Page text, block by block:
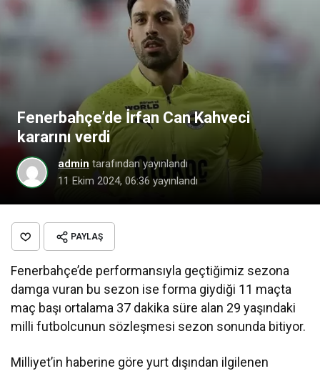
Fenerbahçe’de İrfan Can Kahveci
kararını verdi
admin tarafından yayınlandı
11 Ekim 2024, 06:36 yayınlandı
PAYLAŞ
Fenerbahçe’de performansıyla geçtiğimiz sezona
damga vuran bu sezon ise forma giydiği 11 maçta
maç başı ortalama 37 dakika süre alan 29 yaşındaki
milli futbolcunun sözleşmesi sezon sonunda bitiyor.
Milliyet’in haberine göre yurt dışından ilgilenen